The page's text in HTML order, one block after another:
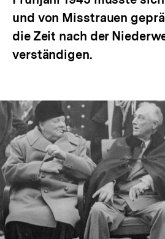
und von Misstrauen
die Zeit nach der
verständigen.